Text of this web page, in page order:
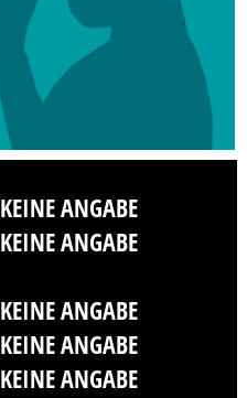
KEINE ANGABE
KEINE ANGABE
KEINE ANGABE
KEINE ANGABE
KEINE ANGABE